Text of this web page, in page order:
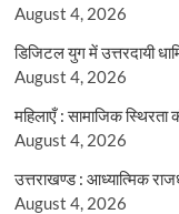
August 4, 2026
डिजिटल युग में उत्तरदायी
August 4, 2026
महिलाएँ : सामाजिक
August 4, 2026
उत्तराखण्ड : आध्यात्मिक
August 4, 2026